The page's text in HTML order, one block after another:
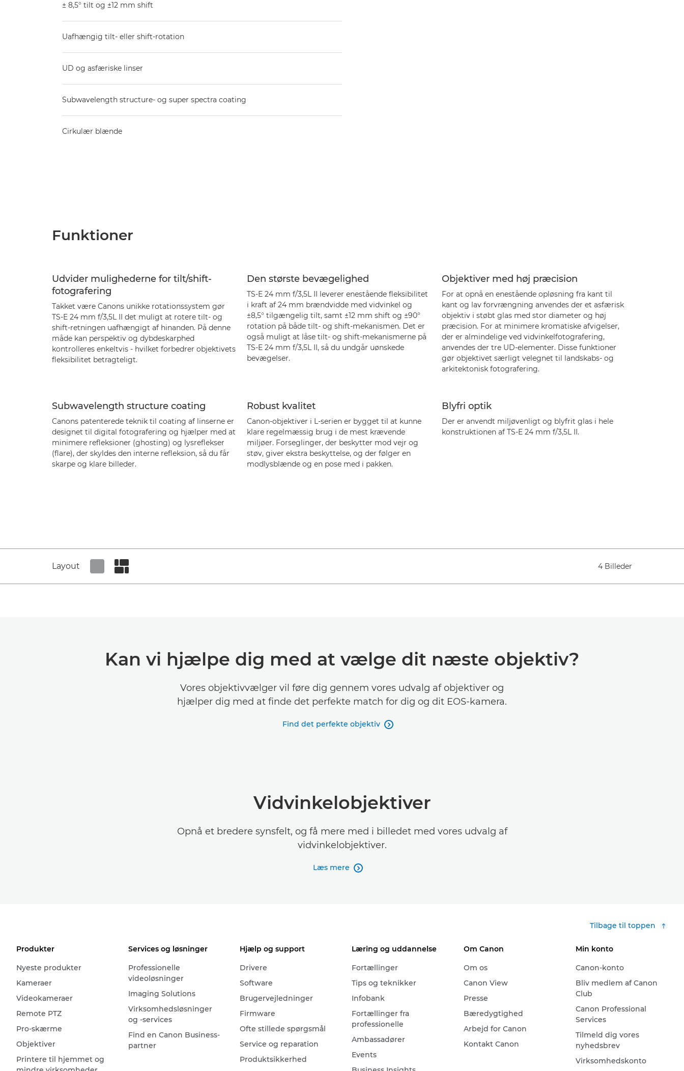
± 8,5° tilt og ±12 mm shift
Uafhængig tilt- eller shift-rotation
UD og asfæriske linser
Subwavelength structure- og super spectra coating
Cirkulær blænde
Funktioner
Udvider mulighederne for tilt/shift-
fotografering
Takket være Canons unikke rotationssystem gør
TS-E 24 mm f/3,5L II det muligt at rotere tilt- og
shift-retningen uafhængigt af hinanden. På denne
måde kan perspektiv og dybdeskarphed
kontrolleres enkeltvis - hvilket forbedrer objektivets
fleksibilitet betragteligt.
Den største bevægelighed
TS-E 24 mm f/3,5L II leverer enestående fleksibilitet
i kraft af 24 mm brændvidde med vidvinkel og
±8,5° tilgængelig tilt, samt ±12 mm shift og ±90°
rotation på både tilt- og shift-mekanismen. Det er
også muligt at låse tilt- og shift-mekanismerne på
TS-E 24 mm f/3,5L II, så du undgår uønskede
bevægelser.
Objektiver med høj præcision
For at opnå en enestående opløsning fra kant til
kant og lav forvrængning anvendes der et asfærisk
objektiv i støbt glas med stor diameter og høj
præcision. For at minimere kromatiske afvigelser,
der er almindelige ved vidvinkelfotografering,
anvendes der tre UD-elementer. Disse funktioner
gør objektivet særligt velegnet til landskabs- og
arkitektonisk fotografering.
Subwavelength structure coating
Canons patenterede teknik til coating af linserne er
designet til digital fotografering og hjælper med at
minimere refleksioner (ghosting) og lysreflekser
(flare), der skyldes den interne refleksion, så du får
skarpe og klare billeder.
Robust kvalitet
Canon-objektiver i L-serien er bygget til at kunne
klare regelmæssig brug i de mest krævende
miljøer. Forseglinger, der beskytter mod vejr og
støv, giver ekstra beskyttelse, og der følger en
modlysblænde og en pose med i pakken.
Blyfri optik
Der er anvendt miljøvenligt og blyfrit glas i hele
konstruktionen af TS-E 24 mm f/3,5L II.
Layout 4 Billeder
Kan vi hjælpe dig med at vælge dit næste objektiv?
Vores objektivvælger vil føre dig gennem vores udvalg af objektiver og
hjælper dig med at finde det perfekte match for dig og dit EOS-kamera.
Find det perfekte objektiv 
Vidvinkelobjektiver
Opnå et bredere synsfelt, og få mere med i billedet med vores udvalg af
vidvinkelobjektiver.
Læs mere 
Tilbage til toppen
Produkter
Nyeste produkter
Kameraer
Videokameraer
Remote PTZ
Pro-skærme
Objektiver
Printere til hjemmet og
Services og løsninger
Professionelle
videoløsninger
Imaging Solutions
Virksomhedsløsninger
og -services
Find en Canon Business-
partner
Hjælp og support
Drivere
Software
Brugervejledninger
Firmware
Ofte stillede spørgsmål
Service og reparation
Produktsikkerhed
Læring og uddannelse
Fortællinger
Tips og teknikker
Infobank
Fortællinger fra
professionelle
Ambassadører
Events
Om Canon
Om os
Canon View
Presse
Bæredygtighed
Arbejd for Canon
Kontakt Canon
Min konto
Canon-konto
Bliv medlem af Canon
Club
Canon Professional
Services
Tilmeld dig vores
nyhedsbrev
Virksomhedskonto